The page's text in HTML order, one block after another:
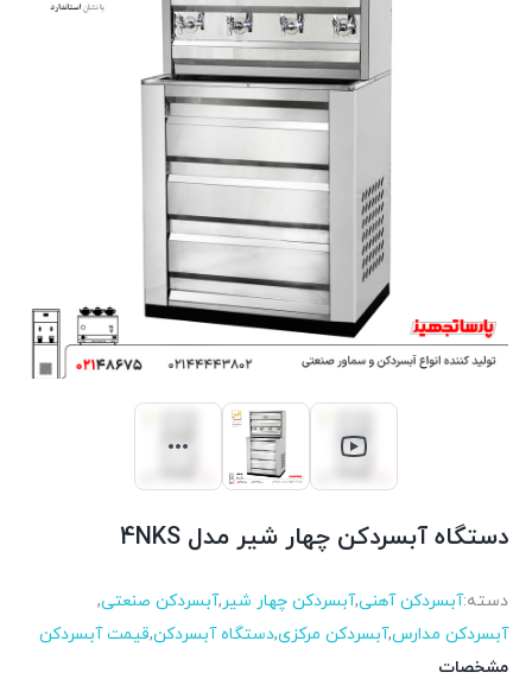
دستگاه آبسردکن چهار شیر مدل 4NKS
دسته:آبسردکن آهنی,آبسردکن چهار شیر,آبسردکن صنعتی,
آبسردکن مدارس,آبسردکن مرکزی,دستگاه آبسردکن,قیمت آبسردکن
مشخصات